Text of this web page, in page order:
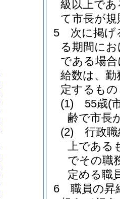
級以上で
て市長が
5
次に掲げ
る期間に
である場
給数は、
定するも
(1)
55歳(
齢で市長
(2)
行政
上である
でその職
定める職
6
職員の昇